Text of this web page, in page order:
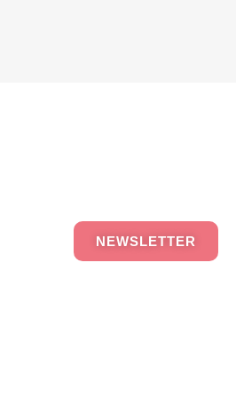
NEWSLETTER